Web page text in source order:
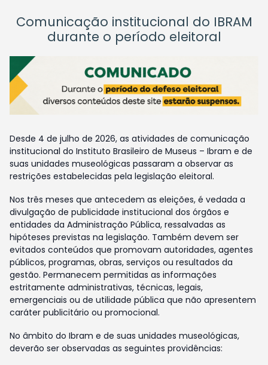
Comunicação institucional do IBRAM
durante o período eleitoral
Desde 4 de julho de 2026, as atividades de comunicação
institucional do Instituto Brasileiro de Museus – Ibram e de
suas unidades museológicas passaram a observar as
restrições estabelecidas pela legislação eleitoral.
Nos três meses que antecedem as eleições, é vedada a
divulgação de publicidade institucional dos órgãos e
entidades da Administração Pública, ressalvadas as
hipóteses previstas na legislação. Também devem ser
evitados conteúdos que promovam autoridades, agentes
públicos, programas, obras, serviços ou resultados da
gestão. Permanecem permitidas as informações
estritamente administrativas, técnicas, legais,
emergenciais ou de utilidade pública que não apresentem
caráter publicitário ou promocional.
No âmbito do Ibram e de suas unidades museológicas,
deverão ser observadas as seguintes providências: